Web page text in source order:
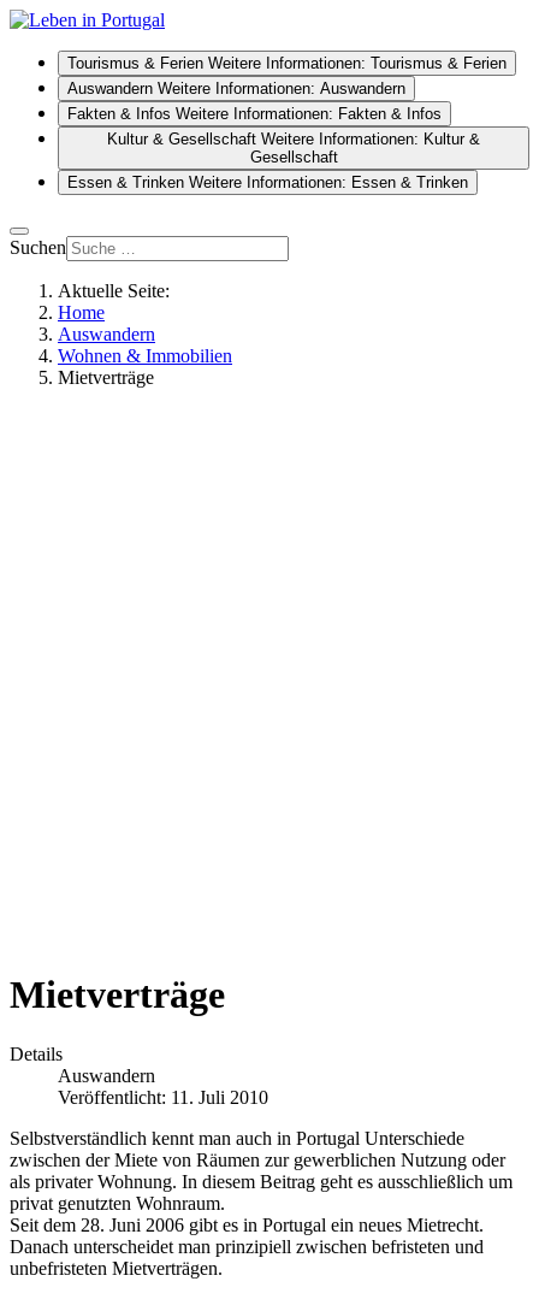
Tourismus & Ferien Weitere Informationen: Tourismus & Ferien
Auswandern Weitere Informationen: Auswandern
Fakten & Infos Weitere Informationen: Fakten & Infos
Kultur & Gesellschaft Weitere Informationen: Kultur &
Gesellschaft
Essen & Trinken Weitere Informationen: Essen & Trinken
Suchen
Aktuelle Seite:
Home
Auswandern
Wohnen & Immobilien
Mietverträge
Mietverträge
Details
Auswandern
Veröffentlicht: 11. Juli 2010
Selbstverständlich kennt man auch in Portugal Unterschiede
zwischen der Miete von Räumen zur gewerblichen Nutzung oder
als privater Wohnung. In diesem Beitrag geht es ausschließlich um
privat genutzten Wohnraum.
Seit dem 28. Juni 2006 gibt es in Portugal ein neues Mietrecht.
Danach unterscheidet man prinzipiell zwischen befristeten und
unbefristeten Mietverträgen.